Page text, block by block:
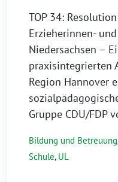
TOP 34:
Erzieherinnen-
Niedersachsen –
praxisintegrierten
Region Hannover
Gruppe CDU/FDP
Bildung und Betreuung
Schule, UL